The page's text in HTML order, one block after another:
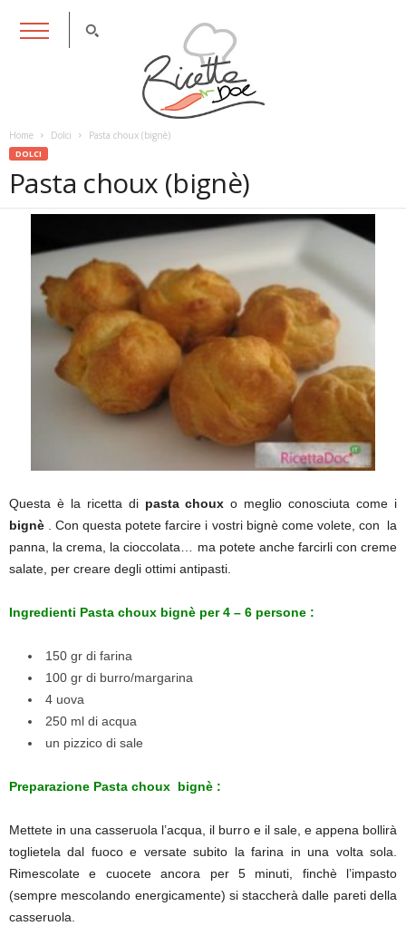
Home Dolci Pasta choux (bignè)
DOLCI
Pasta choux (bignè)
Questa è la ricetta di pasta choux o meglio conosciuta come i
bignè . Con questa potete farcire i vostri bignè come volete, con la
panna, la crema, la cioccolata… ma potete anche farcirli con creme
salate, per creare degli ottimi antipasti.
Ingredienti Pasta choux bignè per 4 – 6 persone :
150 gr di farina
100 gr di burro/margarina
4 uova
250 ml di acqua
un pizzico di sale
Preparazione Pasta choux bignè :
Mettete in una casseruola l’acqua, il burro e il sale, e appena bollirà
toglietela dal fuoco e versate subito la farina in una volta sola.
Rimescolate e cuocete ancora per 5 minuti, finchè l’impasto
(sempre mescolando energicamente) si staccherà dalle pareti della
casseruola.